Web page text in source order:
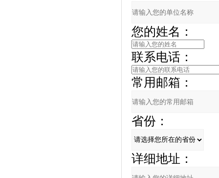
您的姓名：
联系电话：
常用邮箱：
省份：
详细地址：